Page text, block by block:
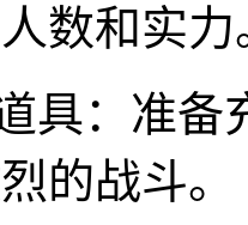
数和实力
具：准
的战斗。